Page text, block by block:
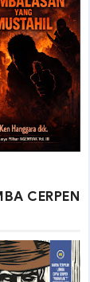
CERPEN